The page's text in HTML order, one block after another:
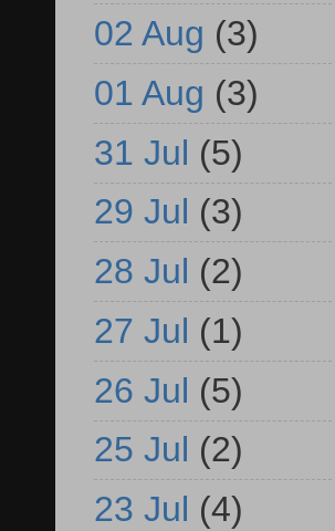
02 Aug (3)
01 Aug (3)
31 Jul (5)
29 Jul (3)
28 Jul (2)
27 Jul (1)
26 Jul (5)
25 Jul (2)
23 Jul (4)